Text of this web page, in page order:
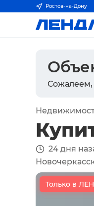
Ростов-на-Дону
Сожалеем,
24 дня
Только в